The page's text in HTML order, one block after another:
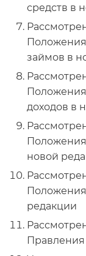
средств в
займов в
доходов в
новой
редакции
Правления